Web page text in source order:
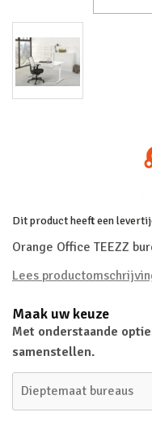
Dit product heeft een
Orange Office TEEZZ
Lees
Maak uw keuze
Met onderstaande
samenstellen.
Dieptemaat bureaus